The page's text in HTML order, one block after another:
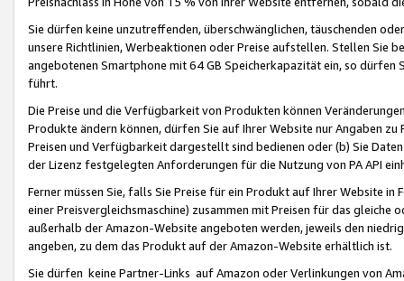
Sie dürfen keine unzutreffenden, überschwänglichen, täuschenden
unsere Richtlinien, Werbeaktionen oder Preise aufstellen. Stellen Sie
angebotenen Smartphone mit 64 GB Speicherkapazität ein, so dürfen
führt.
Die Preise und die Verfügbarkeit von Produkten können
Produkte ändern können, dürfen Sie auf Ihrer Website nur Angaben
Preisen und Verfügbarkeit dargestellt sind bedienen oder (b) Sie
der Lizenz festgelegten Anforderungen für die Nutzung von PA API
Ferner müssen Sie, falls Sie Preise für ein Produkt auf Ihrer Website
einer Preisvergleichsmaschine) zusammen mit Preisen für das
außerhalb der Amazon-Website angeboten werden, jeweils den
angeben, zu dem das Produkt auf der Amazon-Website erhältlich ist.
Sie dürfen keine Partner-Links auf Amazon oder Verlinkungen von